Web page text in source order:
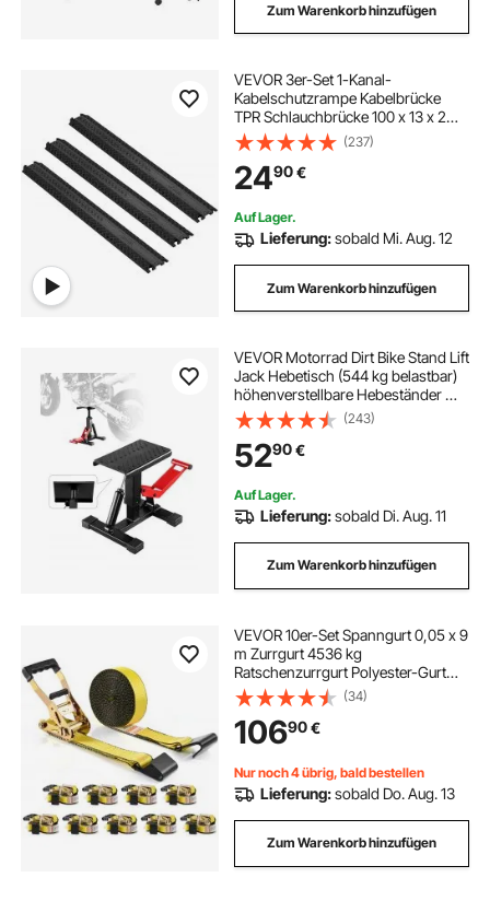
Zum Warenkorb hinzufügen
VEVOR 3er-Set 1-Kanal-
Kabelschutzrampe Kabelbrücke
TPR Schlauchbrücke 100 x 13 x 2
cm Überfahrschutz 907 kg (pro
Achse) Tragfähigkeit Kabel Rampe
Anti-Rutsch-Design Ideal für
Parkplätze
(237)
2490€
Auf Lager.
Lieferung:sobald Mi. Aug. 12
Zum Warenkorb hinzufügen
VEVOR Motorrad Dirt Bike Stand Lift
Jack Hebetisch (544 kg belastbar)
höhenverstellbare Hebeständer mit
hydraulischer Hebefunktion,
höhenverstellbar (250-465 mm) für
Reparatur von Motocross
(243)
5290€
Auf Lager.
Lieferung:sobald Di. Aug. 11
Zum Warenkorb hinzufügen
VEVOR 10er-Set Spanngurt 0,05 x 9
m Zurrgurt 4536 kg
Ratschenzurrgurt Polyester-Gurt
Kohlenstoffstahl-Haken
Befestigungsgurt
Ratschenspanngurt Ideal für
Motorräder Fahrräder Kajaks UTV
Boote ATV
(34)
10690€
Nur noch 4 übrig, bald bestellen
Lieferung:sobald Do. Aug. 13
Zum Warenkorb hinzufügen